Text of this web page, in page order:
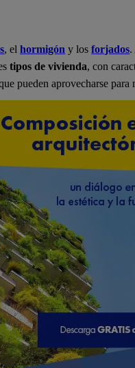
, elhormigón y losforjados.
tipos de vivienda, con
pueden aprovecharse